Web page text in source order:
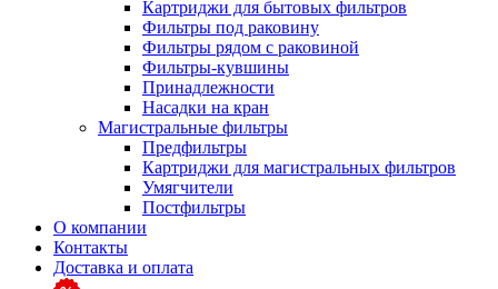
Картриджи для бытовых фильтров
Фильтры под раковину
Фильтры рядом с раковиной
Фильтры-кувшины
Принадлежности
Насадки на кран
Магистральные фильтры
Предфильтры
Картриджи для магистральных фильтров
Умягчители
Постфильтры
О компании
Контакты
Доставка и оплата